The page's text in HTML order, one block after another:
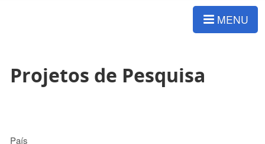
MENU
Projetos de Pesquisa
País